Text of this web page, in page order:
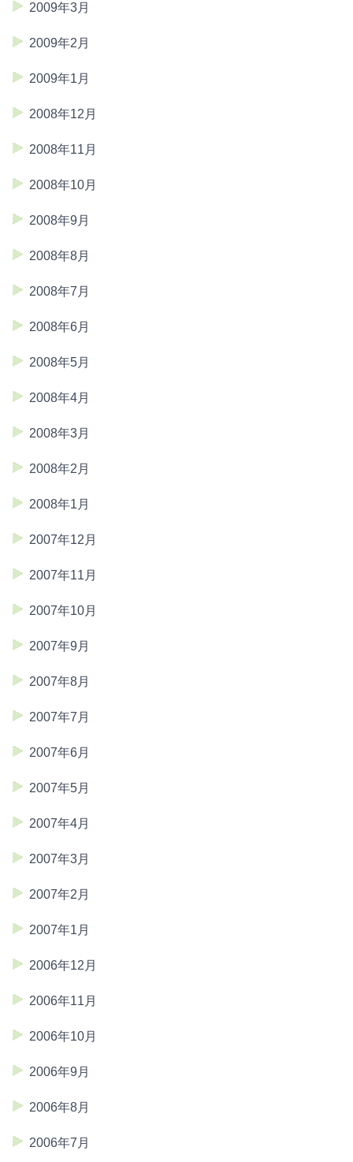
2009年3月
2009年2月
2009年1月
2008年12月
2008年11月
2008年10月
2008年9月
2008年8月
2008年7月
2008年6月
2008年5月
2008年4月
2008年3月
2008年2月
2008年1月
2007年12月
2007年11月
2007年10月
2007年9月
2007年8月
2007年7月
2007年6月
2007年5月
2007年4月
2007年3月
2007年2月
2007年1月
2006年12月
2006年11月
2006年10月
2006年9月
2006年8月
2006年7月